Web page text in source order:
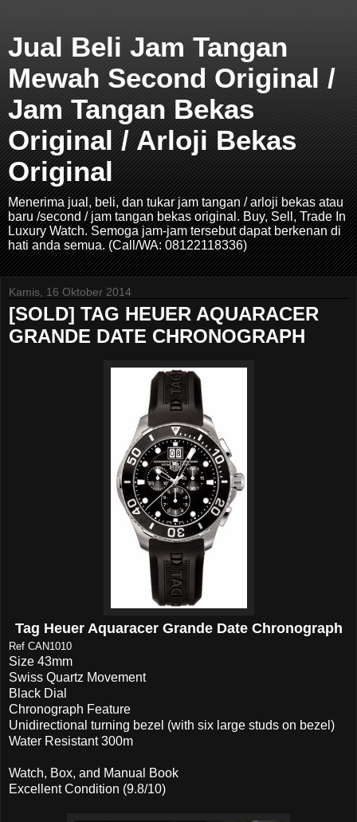
Jual Beli Jam Tangan
Mewah Second Original /
Jam Tangan Bekas
Original / Arloji Bekas
Original
Menerima jual, beli, dan tukar jam tangan / arloji bekas atau
baru /second / jam tangan bekas original. Buy, Sell, Trade In
Luxury Watch. Semoga jam-jam tersebut dapat berkenan di
hati anda semua. (Call/WA: 08122118336)
Kamis, 16 Oktober 2014
[SOLD] TAG HEUER AQUARACER
GRANDE DATE CHRONOGRAPH
Tag Heuer Aquaracer Grande Date Chronograph
Ref CAN1010
Size 43mm
Swiss Quartz Movement
Black Dial
Chronograph Feature
Unidirectional turning bezel (with six large studs on bezel)
Water Resistant 300m
Watch, Box, and Manual Book
Excellent Condition (9.8/10)